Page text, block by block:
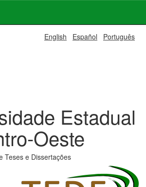
English Español Português
Estadual
Oeste
Teses e Dissertações